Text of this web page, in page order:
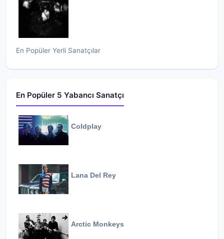
En Popüler Yerli Sanatçılar
En Popüler 5 Yabancı Sanatçı
Coldplay
Lana Del Rey
Arctic Monkeys